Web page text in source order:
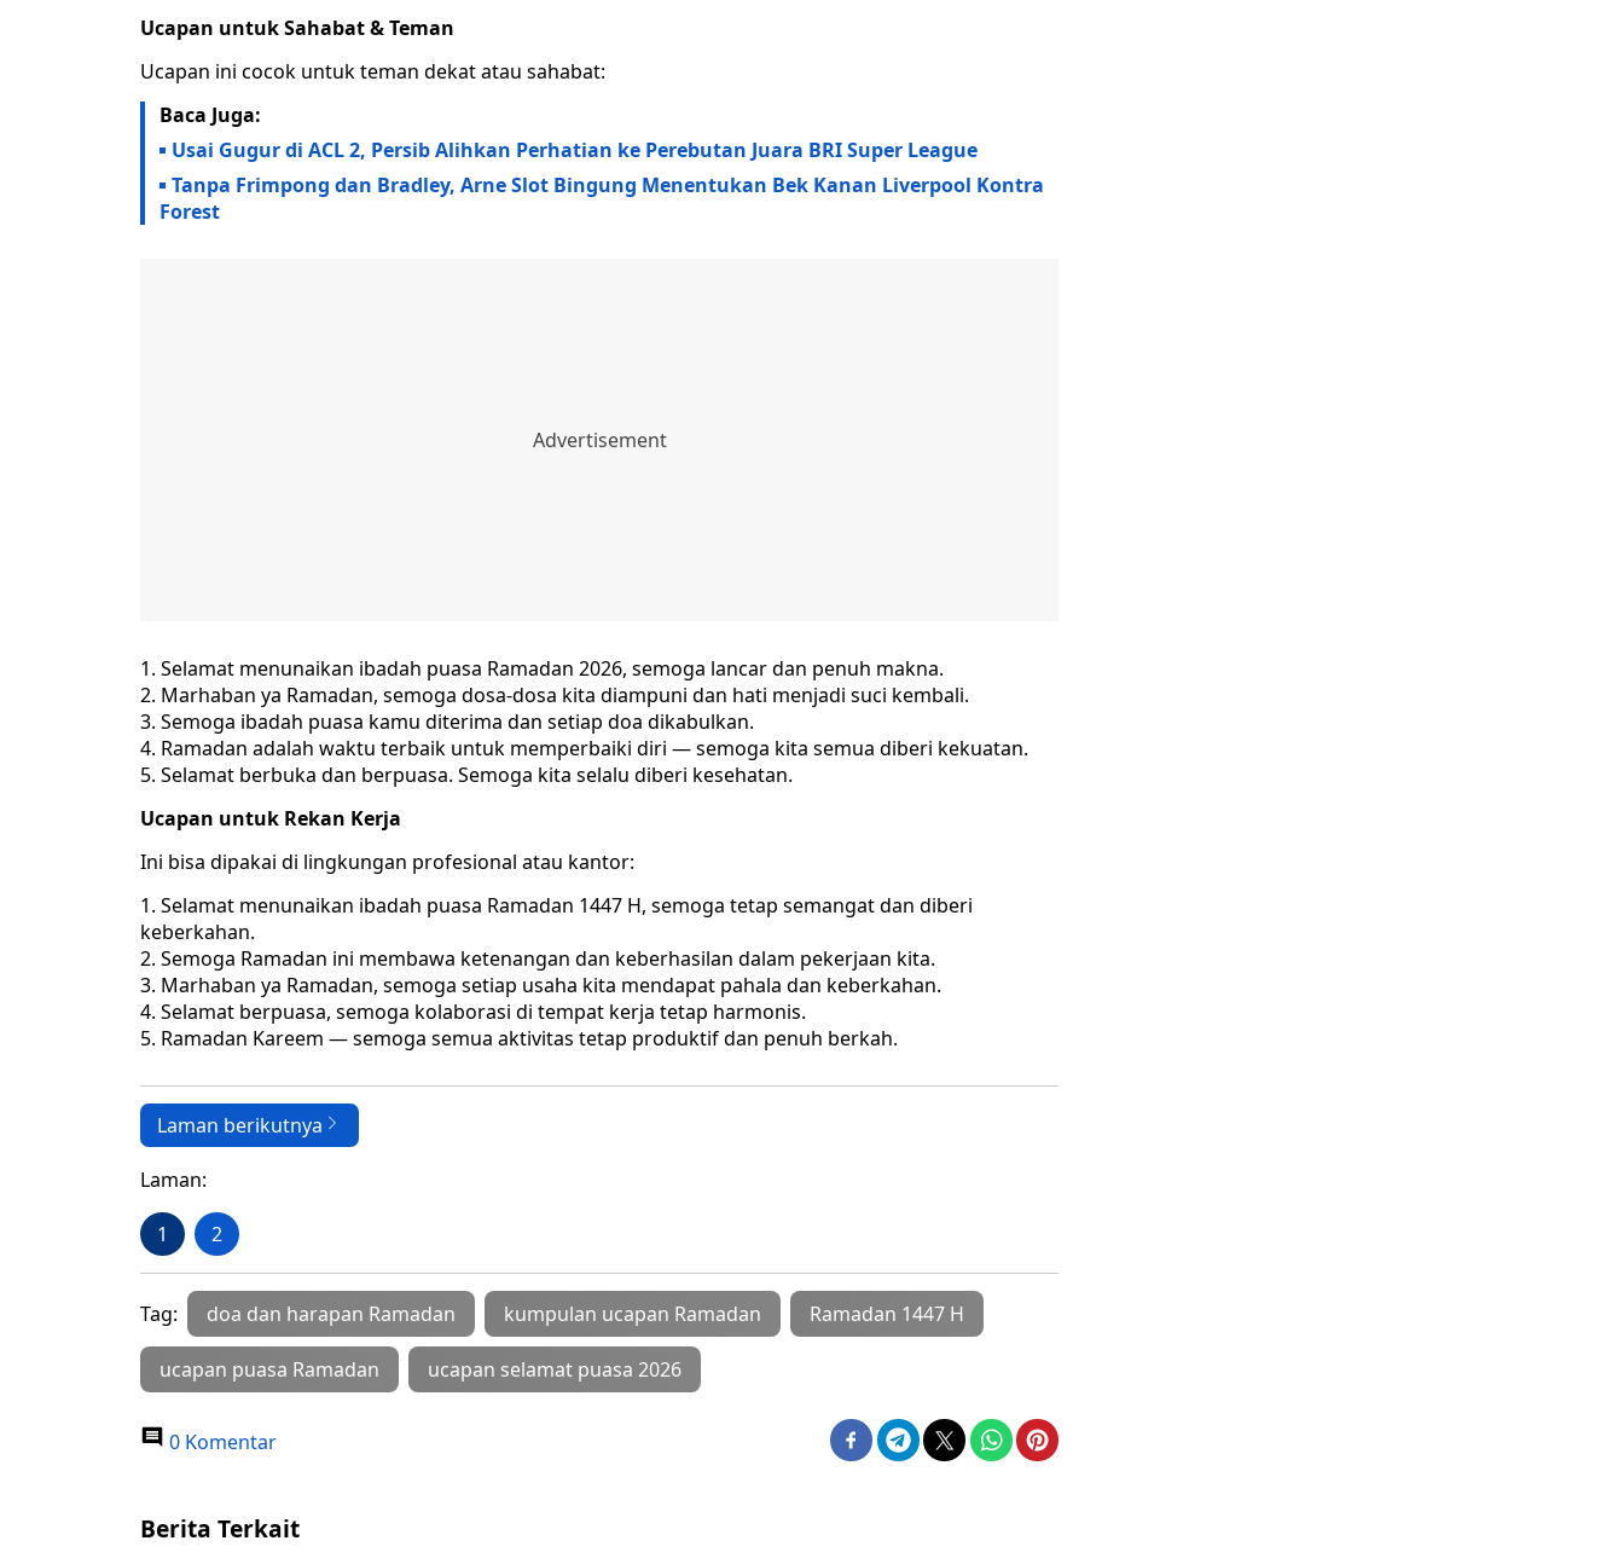
Ucapan untuk Sahabat & Teman
Ucapan ini cocok untuk teman dekat atau sahabat:
Baca Juga:
Usai Gugur di ACL 2, Persib Alihkan Perhatian ke Perebutan Juara BRI Super League
Tanpa Frimpong dan Bradley, Arne Slot Bingung Menentukan Bek Kanan Liverpool Kontra
Forest
Selamat menunaikan ibadah puasa Ramadan 2026, semoga lancar dan penuh makna.
Marhaban ya Ramadan, semoga dosa-dosa kita diampuni dan hati menjadi suci kembali.
Semoga ibadah puasa kamu diterima dan setiap doa dikabulkan.
Ramadan adalah waktu terbaik untuk memperbaiki diri — semoga kita semua diberi kekuatan.
Selamat berbuka dan berpuasa. Semoga kita selalu diberi kesehatan.
Ucapan untuk Rekan Kerja
Ini bisa dipakai di lingkungan profesional atau kantor:
Selamat menunaikan ibadah puasa Ramadan 1447 H, semoga tetap semangat dan diberi
keberkahan.
Semoga Ramadan ini membawa ketenangan dan keberhasilan dalam pekerjaan kita.
Marhaban ya Ramadan, semoga setiap usaha kita mendapat pahala dan keberkahan.
Selamat berpuasa, semoga kolaborasi di tempat kerja tetap harmonis.
Ramadan Kareem — semoga semua aktivitas tetap produktif dan penuh berkah.
Laman berikutnya
Laman:
1 2
Tag: doa dan harapan Ramadan kumpulan ucapan Ramadan Ramadan 1447 H
ucapan puasa Ramadan ucapan selamat puasa 2026
0 Komentar
Berita Terkait